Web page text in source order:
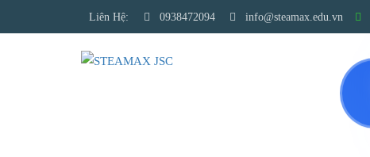
Liên Hệ: 0938472094 info@steamax.edu.vn